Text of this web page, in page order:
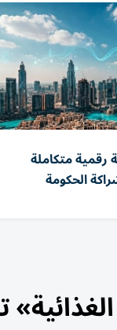
متكاملة
الحكومة